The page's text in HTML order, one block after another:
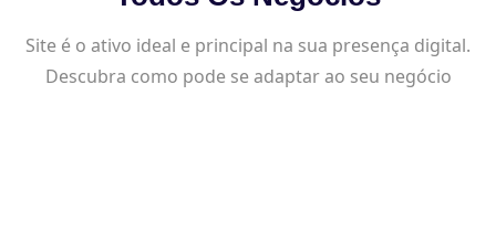
Site é o ativo ideal e principal na sua presença digital.
Descubra como pode se adaptar ao seu negócio